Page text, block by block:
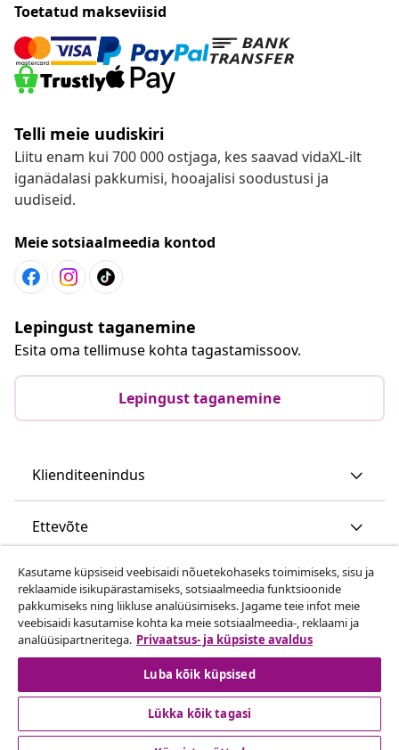
Toetatud makseviisid
Telli meie uudiskiri
Liitu enam kui 700 000 ostjaga, kes saavad vidaXL-ilt
iganädalasi pakkumisi, hooajalisi soodustusi ja
uudiseid.
Meie sotsiaalmeedia kontod
Lepingust taganemine
Esita oma tellimuse kohta tagastamissoov.
Lepingust taganemine
Klienditeenindus
Ettevõte
vidaXL
Vaata rohkem
Kasutame küpsiseid veebisaidi nõuetekohaseks toimimiseks, sisu ja
reklaamide isikupärastamiseks, sotsiaalmeedia funktsioonide
pakkumiseks ning liikluse analüüsimiseks. Jagame teie infot meie
veebisaidi kasutamise kohta ka meie sotsiaalmeedia-, reklaami ja
analüüsipartneritega. Privaatsus- ja küpsiste avaldus
Luba kõik küpsised
Lükka kõik tagasi